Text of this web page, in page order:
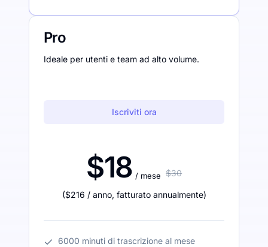
Pro
Ideale per utenti e team ad alto volume.
Iscriviti ora
$18 / mese $30
($216 / anno, fatturato annualmente)
6000 minuti di trascrizione al mese